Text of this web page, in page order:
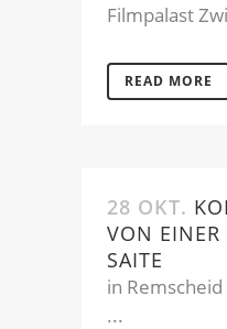
Filmpalast
READ MORE
28 OKT.
VON EINER
SAITE
in
...